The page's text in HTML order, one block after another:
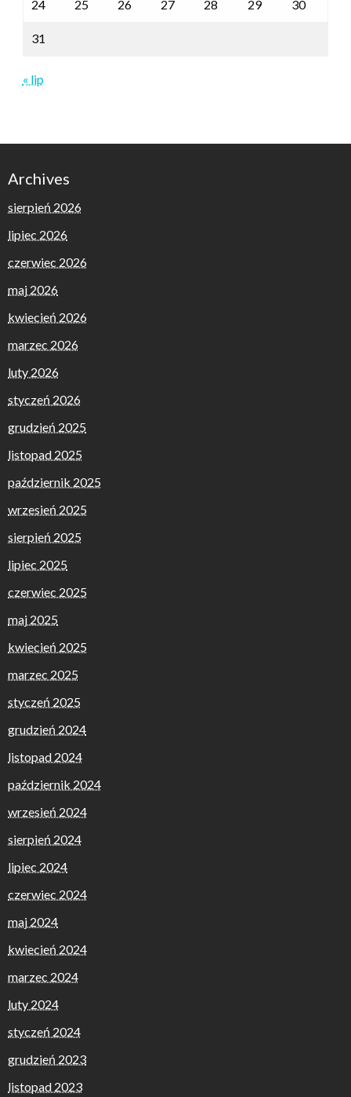
24 25 26 27 28 29 30
31
« lip
Archives
sierpień 2026
lipiec 2026
czerwiec 2026
maj 2026
kwiecień 2026
marzec 2026
luty 2026
styczeń 2026
grudzień 2025
listopad 2025
październik 2025
wrzesień 2025
sierpień 2025
lipiec 2025
czerwiec 2025
maj 2025
kwiecień 2025
marzec 2025
styczeń 2025
grudzień 2024
listopad 2024
październik 2024
wrzesień 2024
sierpień 2024
lipiec 2024
czerwiec 2024
maj 2024
kwiecień 2024
marzec 2024
luty 2024
styczeń 2024
grudzień 2023
listopad 2023